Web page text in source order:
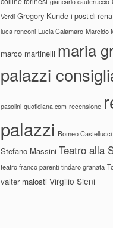
Verdi Gregory Kunde i post di
luca ronconi Lucia Calamaro Marcido
marco martinelli maria
palazzi
pasolini quotidiana.com recensione
palazzi Romeo Castellucci
Stefano Massini Teatro alla
teatro franco parenti tindaro granata
valter malosti Virgilio Sieni